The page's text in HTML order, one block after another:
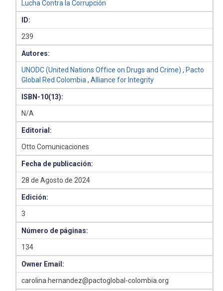
Lucha Contra la Corrupción
ID:
239
Autores:
UNODC (United Nations Office on Drugs and Crime), Pacto
Global Red Colombia ,Alliance for Integrity
ISBN-10(13):
N/A
Editorial:
Otto Comunicaciones
Fecha de publicación:
28 de Agosto de 2024
Edición:
3
Número de páginas:
134
Owner Email:
carolina.hernandez@pactoglobal-colombia.org